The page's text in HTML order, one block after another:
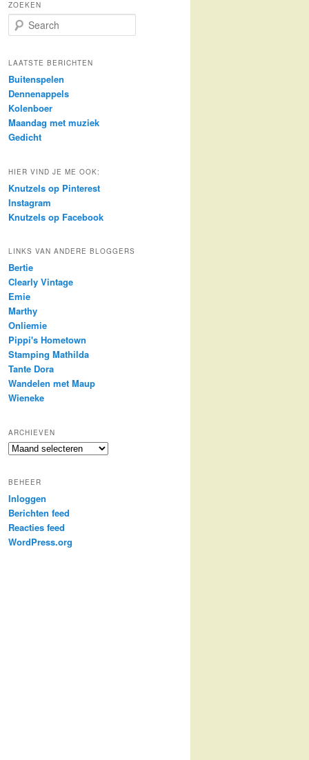
ZOEKEN
e
r
h
LAATSTE BERICHTEN
Buitenspelen
Dennenappels
Kolenboer
Maandag met muziek
Gedicht
HIER VIND JE ME OOK:
Knutzels op Pinterest
Instagram
Knutzels op Facebook
LINKS VAN ANDERE BLOGGERS
Bertie
Clearly Vintage
Emie
Marthy
Onliemie
Pippi's Hometown
Stamping Mathilda
Tante Dora
Wandelen met Maup
Wieneke
ARCHIEVEN
Archieven
BEHEER
Inloggen
Berichten feed
Reacties feed
WordPress.org